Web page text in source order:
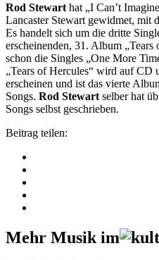
Rod Stewart hat „I Can’t
Lancaster Stewart gewidmet, mit
Es handelt sich um die dritte
erscheinenden, 31. Album
schon die Singles „One More
„Tears of Hercules“ wird auf CD
erscheinen und ist das vierte
Songs. Rod Stewart selber hat
Songs selbst geschrieben.
Beitrag teilen:
Mehr Musik im